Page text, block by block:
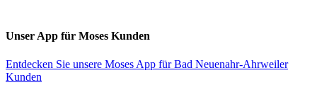
Unser App für Moses Kunden
Entdecken Sie unsere Moses App für Bad Neuenahr-Ahrweiler
Kunden